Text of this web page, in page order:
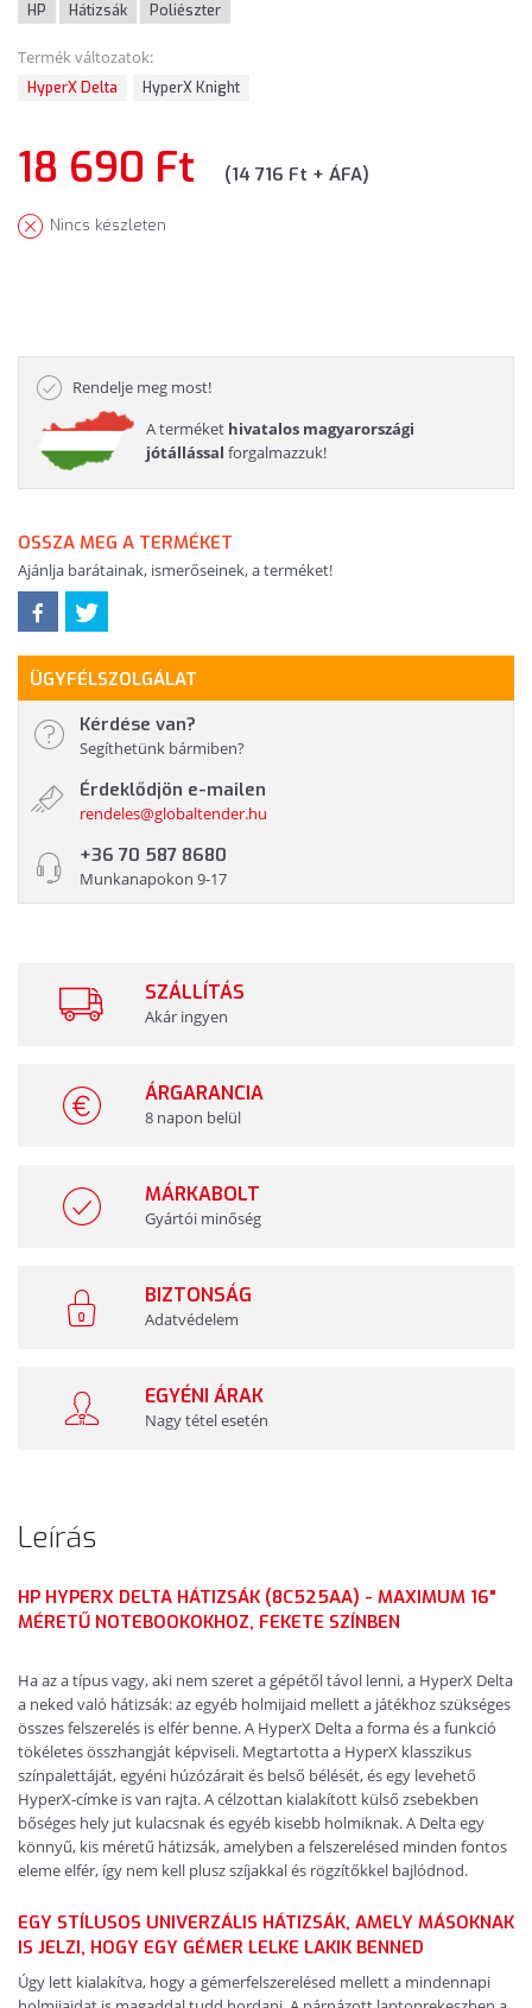
HP Hátizsák Poliészter
Termék változatok:
HyperX Delta HyperX Knight
18 690 Ft (14 716 Ft + ÁFA)
Nincs készleten
Rendelje meg most!
A terméket hivatalos magyarországi
jótállással forgalmazzuk!
OSSZA MEG A TERMÉKET
Ajánlja barátainak, ismerőseinek, a terméket!
ÜGYFÉLSZOLGÁLAT
Kérdése van?
Segíthetünk bármiben?
Érdeklődjön e-mailen
rendeles@globaltender.hu
+36 70 587 8680
Munkanapokon 9-17
SZÁLLÍTÁS
Akár ingyen
ÁRGARANCIA
8 napon belül
MÁRKABOLT
Gyártói minőség
BIZTONSÁG
Adatvédelem
EGYÉNI ÁRAK
Nagy tétel esetén
Leírás
HP HYPERX DELTA HÁTIZSÁK (8C525AA) - MAXIMUM 16"
MÉRETŰ NOTEBOOKOKHOZ, FEKETE SZÍNBEN
Ha az a típus vagy, aki nem szeret a gépétől távol lenni, a HyperX Delta
a neked való hátizsák: az egyéb holmijaid mellett a játékhoz szükséges
összes felszerelés is elfér benne. A HyperX Delta a forma és a funkció
tökéletes összhangját képviseli. Megtartotta a HyperX klasszikus
színpalettáját, egyéni húzózárait és belső bélését, és egy levehető
HyperX-címke is van rajta. A célzottan kialakított külső zsebekben
bőséges hely jut kulacsnak és egyéb kisebb holmiknak. A Delta egy
könnyű, kis méretű hátizsák, amelyben a felszerelésed minden fontos
eleme elfér, így nem kell plusz szíjakkal és rögzítőkkel bajlódnod.
EGY STÍLUSOS UNIVERZÁLIS HÁTIZSÁK, AMELY MÁSOKNAK
IS JELZI, HOGY EGY GÉMER LELKE LAKIK BENNED
Úgy lett kialakítva, hogy a gémerfelszerelésed mellett a mindennapi